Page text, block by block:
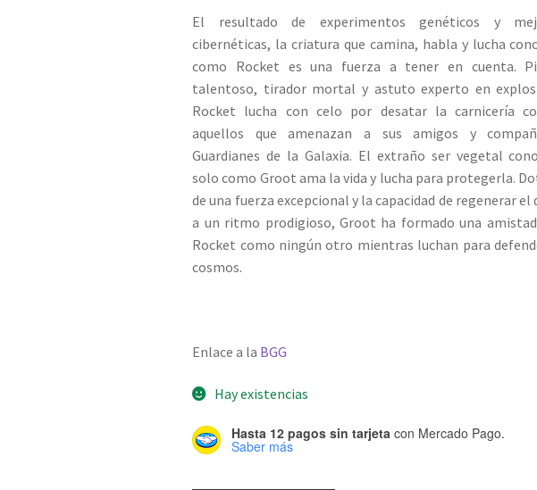
El resultado de experimentos genéticos y
cibernéticas, la criatura que camina, habla y lucha
como Rocket es una fuerza a tener en cuenta.
talentoso, tirador mortal y astuto experto en
Rocket lucha con celo por desatar la carnicería
aquellos que amenazan a sus amigos y
Guardianes de la Galaxia. El extraño ser vegetal
solo como Groot ama la vida y lucha para protegerla.
de una fuerza excepcional y la capacidad de regenerar el
a un ritmo prodigioso, Groot ha formado una
Rocket como ningún otro mientras luchan para
cosmos.
Enlace a la BGG
Hay existencias
Hasta 12 pagos sin tarjeta con Mercado Pago.
Saber más